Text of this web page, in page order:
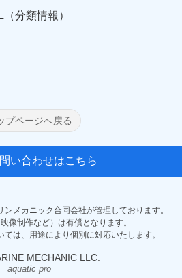
分類情報）
プページへ戻る
い合わせはこちら
メカニック合同会社が管理しております。
像制作など）は有償となります。
は、用途により個別に対応いたします。
MECHANIC LLC.
aquatic pro